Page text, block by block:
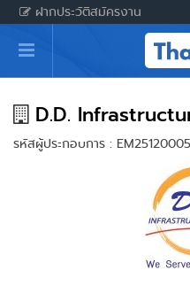
ฝากประวัติสมัครงาน
หน้าหลัก
ผู้สมัครงาน: เข้าสู่ระบบ
ฝากประวัติสมัครงาน
เกร็ดความรู้
สำหรับผู้ประกอบการ
D.D.
รหัสผู้ประกอบการ : EM25120005